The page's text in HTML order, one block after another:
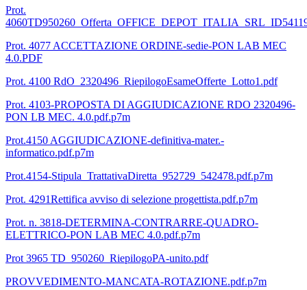
Prot.
Prot. 4077 ACCETTAZIONE ORDINE-sedie-PON LAB MEC
4.0.PDF
Prot. 4100 RdO_2320496_RiepilogoEsameOfferte_Lotto1.pdf
Prot. 4103-PROPOSTA DI AGGIUDICAZIONE RDO 2320496-
PON LB MEC. 4.0.pdf.p7m
Prot.4150 AGGIUDICAZIONE-definitiva-mater.-
informatico.pdf.p7m
Prot.4154-Stipula_TrattativaDiretta_952729_542478.pdf.p7m
Prot. 4291Rettifica avviso di selezione progettista.pdf.p7m
Prot. n. 3818-DETERMINA-CONTRARRE-QUADRO-
ELETTRICO-PON LAB MEC 4.0.pdf.p7m
Prot 3965 TD_950260_RiepilogoPA-unito.pdf
PROVVEDIMENTO-MANCATA-ROTAZIONE.pdf.p7m